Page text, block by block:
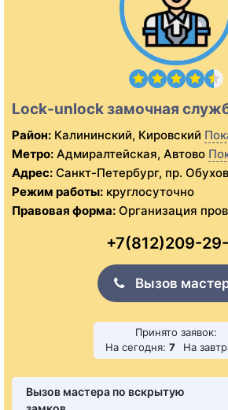
Lock-unlock замочная
Район: Калининский, Кировский
Метро: Адмиралтейская, Автово
Адрес: Санкт-Петербург, пр.
Режим работы: круглосуточно
Правовая форма: Организация
+7(812)209-
Вызов
Принято заявок:
На сегодня: 7 На
Вызов мастера по вскрытую